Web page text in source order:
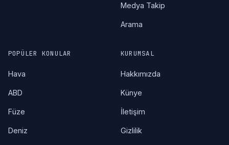
Medya Takip
Arama
POPÜLER KONULAR
Hava
ABD
Füze
Deniz
KURUMSAL
Hakkımızda
Künye
İletişim
Gizlilik